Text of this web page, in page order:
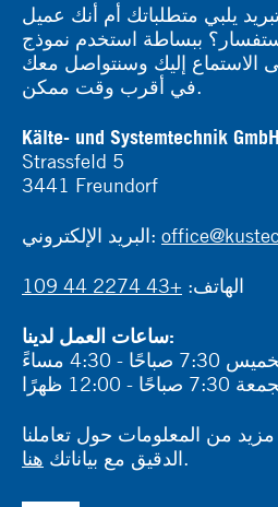
يلبي متطلباتك أم أنك عميل
ببساطة استخدم نموذج
الاستماع إليك وسنتواصل معك
في أقرب وقت ممكن.
Kälte- und Systemtechnik GmbH
Strassfeld 5
3441 Freundorf
البريد الإلكتروني:
الهاتف: +43 2274 44 109
ساعات العمل لدينا:
- 4:30 مساءً
صباحًا - 12:00 ظهرًا
من المعلومات حول تعاملنا
الدقيق مع بياناتك هنا .